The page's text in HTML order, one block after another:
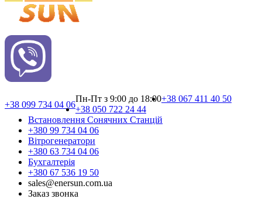
+38 099 734 04 06
Пн-Пт з 9:00 до 18:00+38 067 411 40 50
+38 050 722 24 44
Встановлення Сонячних Cтанцій
+380 99 734 04 06
Вітрогенератори
+380 63 734 04 06
Бухгалтерія
+380 67 536 19 50
sales@enersun.com.ua
Заказ звонка